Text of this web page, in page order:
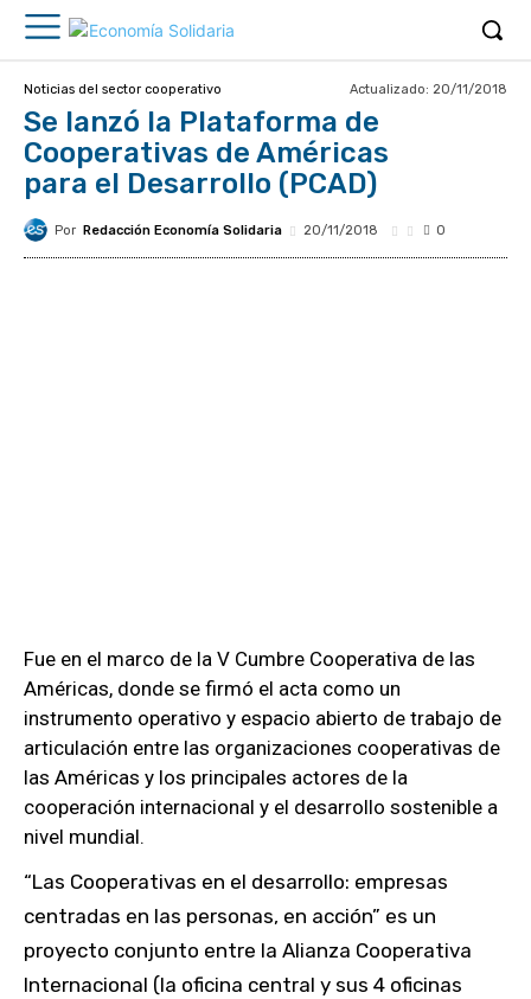
Noticias del sector cooperativo Actualizado: 20/11/2018
Se lanzó la Plataforma de
Cooperativas de Américas
para el Desarrollo (PCAD)
Por Redacción Economía Solidaria 20/11/2018 0
Fue en el marco de la V Cumbre Cooperativa de las
Américas, donde se firmó el acta como un
instrumento operativo y espacio abierto de trabajo de
articulación entre las organizaciones cooperativas de
las Américas y los principales actores de la
cooperación internacional y el desarrollo sostenible a
nivel mundial.
“Las Cooperativas en el desarrollo: empresas
centradas en las personas, en acción” es un
proyecto conjunto entre la Alianza Cooperativa
Internacional (la oficina central y sus 4 oficinas